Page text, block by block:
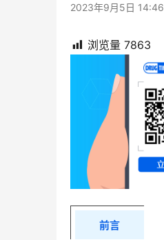
2023年9月5日 14:46
浏览量 7863
前言